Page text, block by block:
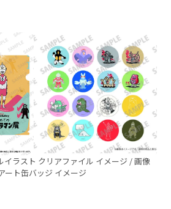
イラスト クリアファイル イメージ / 画像
ート缶バッジ イメージ